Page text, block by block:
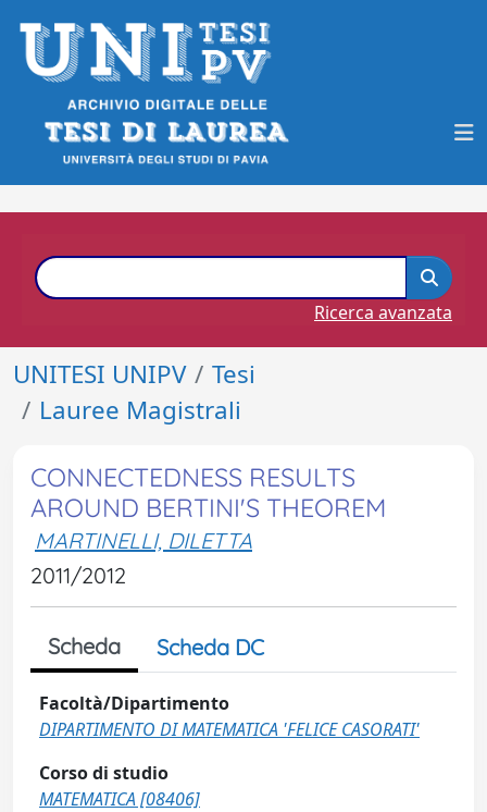
Ricerca avanzata
UNITESI UNIPV
Tesi
Lauree Magistrali
CONNECTEDNESS RESULTS
AROUND BERTINI'S THEOREM
MARTINELLI, DILETTA
2011/2012
Scheda Scheda DC
Facoltà/Dipartimento
DIPARTIMENTO DI MATEMATICA 'FELICE CASORATI'
Corso di studio
MATEMATICA [08406]